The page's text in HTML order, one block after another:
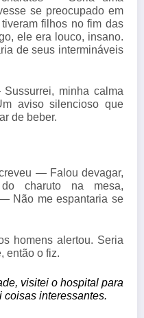
se preocupado em
filhos no fim das
ele era louco, insano.
de seus intermináveis
minha calma
aviso silencioso que
de beber.
— Falou devagar,
charuto na mesa,
Não me espantaria se
homens alertou. Seria
então o fiz.
visitei o hospital para
coisas interessantes.